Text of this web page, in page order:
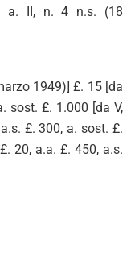
a. II, n. 4 n.s. (18
1949)] £. 15 [da
sost. £. 1.000 [da V,
£. 300, a. sost. £.
20, a.a. £. 450, a.s.